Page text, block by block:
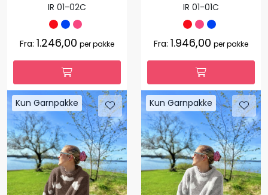
IR 01-02C
Fra: 1.246,00 per pakke
IR 01-01C
Fra: 1.946,00 per pakke
Kun Garnpakke Kun Garnpakke